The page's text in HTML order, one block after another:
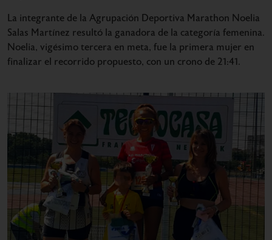
La integrante de la Agrupación Deportiva Marathon Noelia
Salas Martínez resultó la ganadora de la categoría femenina.
Noelia, vigésimo tercera en meta, fue la primera mujer en
finalizar el recorrido propuesto, con un crono de 21:41.